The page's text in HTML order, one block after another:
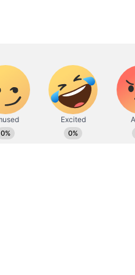
और
का
IMD
रही
में काम कर रहे हैं, 8 साल का
हिंदू यूनिवर्सिटी (BHU) से
नेशनल न्यूज, बिजनेस-टेक और ऑटो,
कई पब्लिक रिपोर्ट्स बनाने का